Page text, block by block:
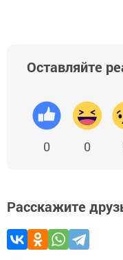
Оставляйте
0 0
Расскажите